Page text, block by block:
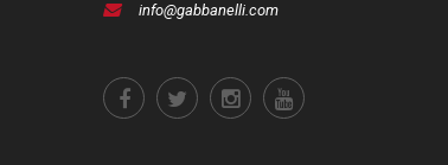
info@gabbanelli.com